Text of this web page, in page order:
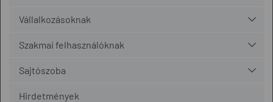
Vállalkozásoknak
Szakmai felhasználóknak
Sajtószoba
Hirdetmények